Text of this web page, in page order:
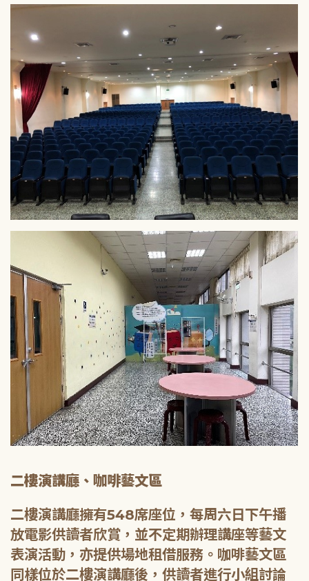
二樓演講廳、咖啡藝文區
二樓演講廳擁有548席座位，每周六日下午播
放電影供讀者欣賞，並不定期辦理講座等藝文
表演活動，亦提供場地租借服務。咖啡藝文區
同樣位於二樓演講廳後，供讀者進行小組討論